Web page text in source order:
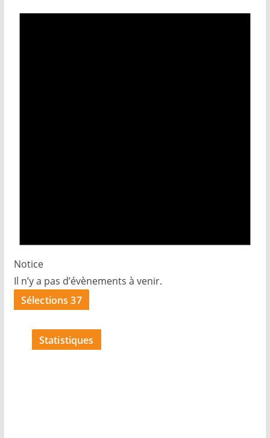
Notice
Il n’y a pas d’évènements à venir.
Sélections 37
Statistiques